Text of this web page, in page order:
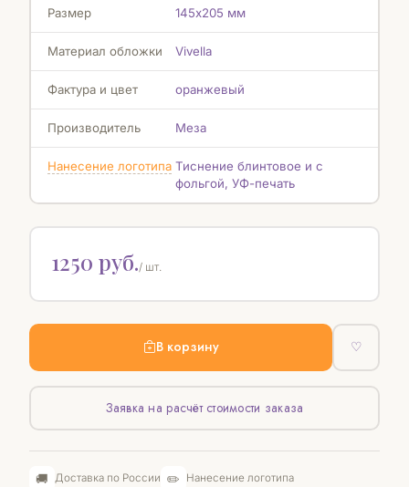
Размер 145х205 мм
Материал обложки Vivella
Фактура и цвет оранжевый
Производитель Меза
Нанесение логотипа Тиснение блинтовое и с
фольгой, УФ-печать
1250 руб./ шт.
В корзину ♡
Заявка на расчёт стоимости заказа
🚚 Доставка по России ✏️ Нанесение логотипа